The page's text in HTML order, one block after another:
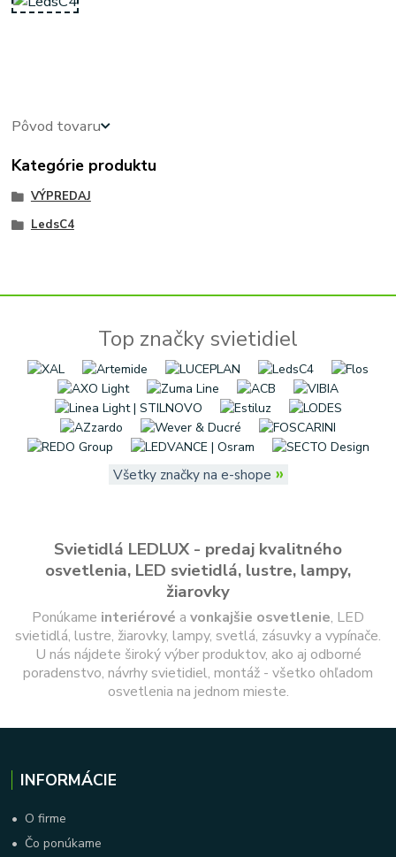
Pôvod tovaru
Kategórie produktu
VÝPREDAJ
LedsC4
Top značky svietidiel
Všetky značky na e-shope »
Svietidlá LEDLUX - predaj kvalitného
osvetlenia, LED svietidlá, lustre, lampy,
žiarovky
Ponúkame interiérové a vonkajšie osvetlenie, LED
svietidlá, lustre, žiarovky, lampy, svetlá, zásuvky a vypínače.
U nás nájdete široký výber produktov, ako aj odborné
poradenstvo, návrhy svietidiel, montáž - všetko ohľadom
osvetlenia na jednom mieste.
INFORMÁCIE
• O firme
• Čo ponúkame